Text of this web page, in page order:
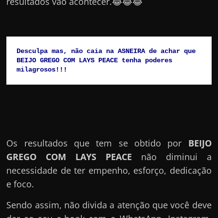
Desculpa mas, não caia na ASNEIRA de achar que
BEIJO GREGO COM LAYS PEACE tenha poderes
milagrosos!!!
Os resultados que tem se obtido por BEIJO
GREGO COM LAYS PEACE não diminui a
necessidade de ter empenho, esforço, dedicação
e foco.
Sendo assim, não divida a atenção que você deve